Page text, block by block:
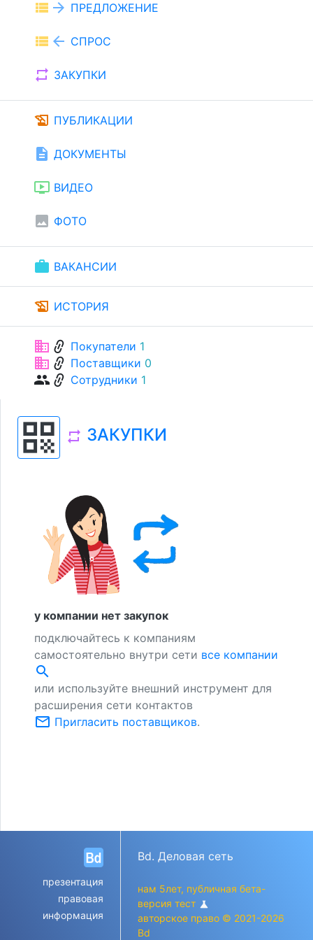
view_list arrow_forward ПРЕДЛОЖЕНИЕ
view_list arrow_back СПРОС
repeat ЗАКУПКИ
history_edu ПУБЛИКАЦИИ
description ДОКУМЕНТЫ
ondemand_video ВИДЕО
image ФОТО
work ВАКАНСИИ
history_edu ИСТОРИЯ
businesslink Покупатели 1
businesslink Поставщики 0
grouplink Сотрудники 1
qr_code repeat ЗАКУПКИ
у компании нет закупок
подключайтесь к компаниям
самостоятельно внутри сети все компании
search
или используйте внешний инструмент для
расширения сети контактов
mail_outline Пригласить поставщиков.
презентация
правовая
информация
Bd. Деловая сеть
нам 5лет, публичная бета-
версия тест science
авторское право © 2021-2026
Bd